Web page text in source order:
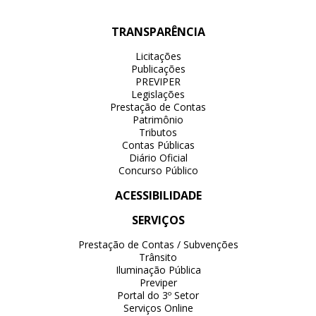
TRANSPARÊNCIA
Licitações
Publicações
PREVIPER
Legislações
Prestação de Contas
Patrimônio
Tributos
Contas Públicas
Diário Oficial
Concurso Público
ACESSIBILIDADE
SERVIÇOS
Prestação de Contas / Subvenções
Trânsito
Iluminação Pública
Previper
Portal do 3º Setor
Serviços Online